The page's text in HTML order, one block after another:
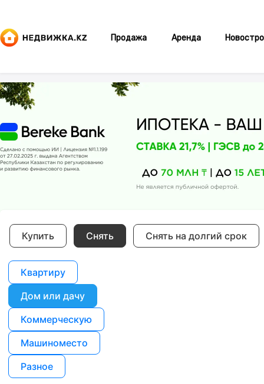
Продажа Аренда
Купить Снять Снять на долгий срок
Квартиру
Дом или дачу
Коммерческую
Машиноместо
Разное